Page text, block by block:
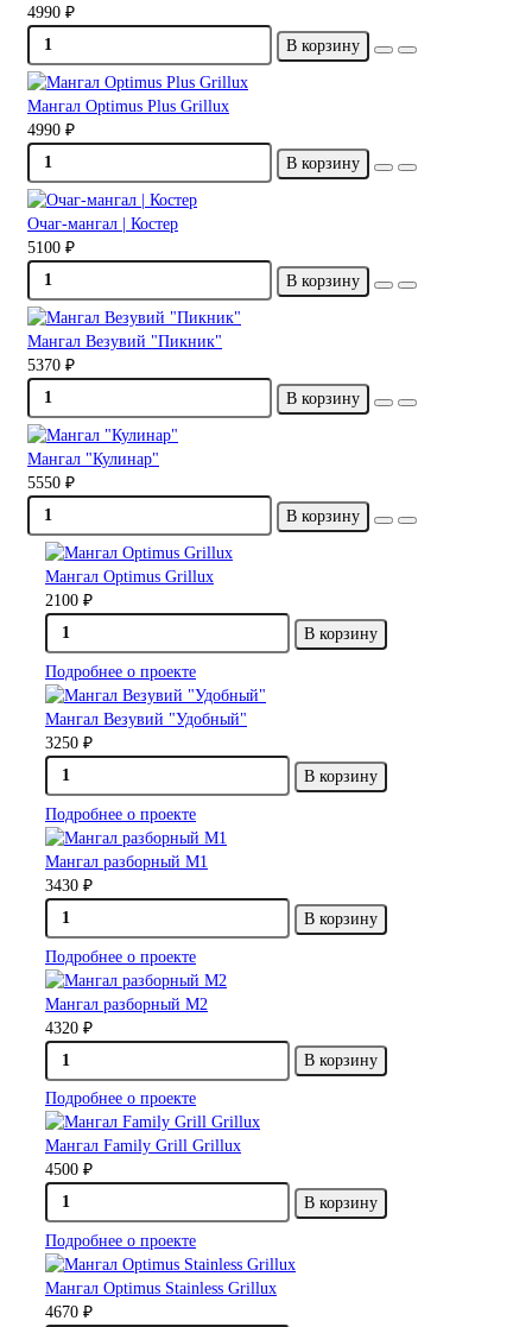
4990 ₽
В корзину
Мангал Optimus Plus Grillux
4990 ₽
В корзину
Очаг-мангал | Костер
5100 ₽
В корзину
Мангал Везувий "Пикник"
5370 ₽
В корзину
Мангал "Кулинар"
5550 ₽
В корзину
Мангал Optimus Grillux
2100 ₽
В корзину
Подробнее о проекте
Мангал Везувий "Удобный"
3250 ₽
В корзину
Подробнее о проекте
Мангал разборный М1
3430 ₽
В корзину
Подробнее о проекте
Мангал разборный М2
4320 ₽
В корзину
Подробнее о проекте
Мангал Family Grill Grillux
4500 ₽
В корзину
Подробнее о проекте
Мангал Optimus Stainless Grillux
4670 ₽